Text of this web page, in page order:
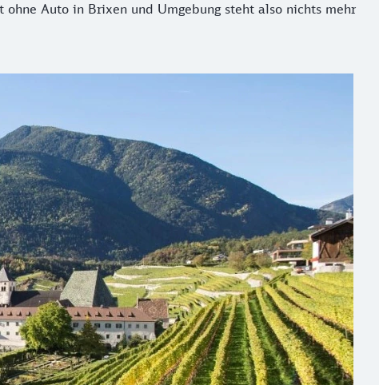
Auto in Brixen und Umgebung steht also nichts mehr